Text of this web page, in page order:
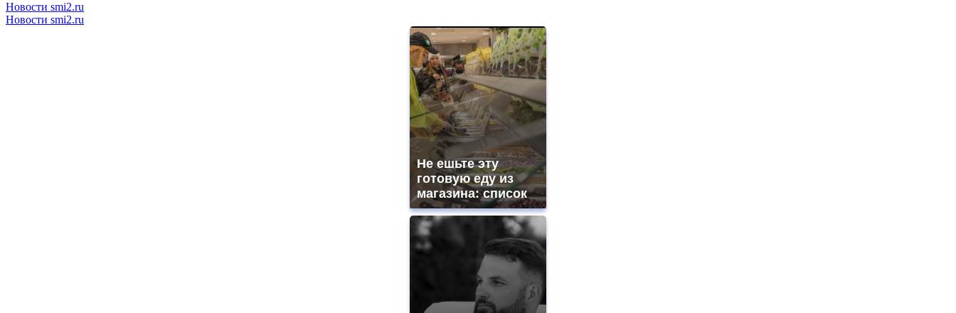
Новости smi2.ru
Новости smi2.ru
Не ешьте эту
готовую еду из
магазина: список